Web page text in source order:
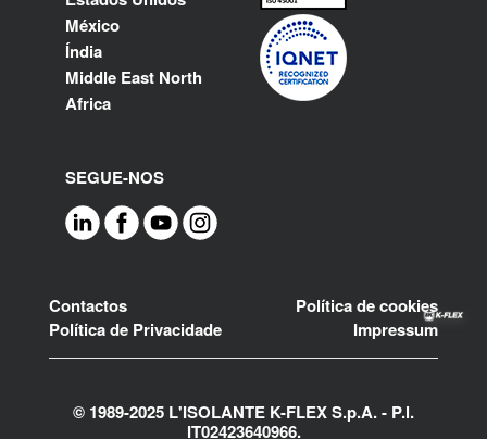
México
Índia
Middle East North
Africa
SEGUE-NOS
Footer
Contactos
Política de cookies
Política de Privacidade
Impressum
© 1989-2025 L'ISOLANTE K-FLEX S.p.A. - P.l.
IT02423640966.